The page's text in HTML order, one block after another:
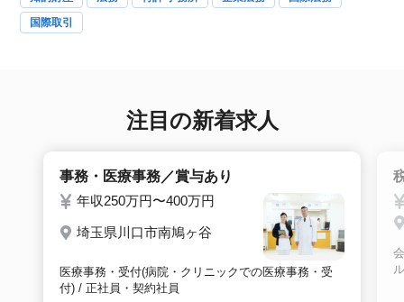
国際取引
注目の新着求人
事務・医療事務／賞与あり
年収250万円〜400万円
埼玉県川口市南鳩ヶ谷
医療事務・受付(病院・クリニックでの医療事務・受
付) / 正社員・契約社員